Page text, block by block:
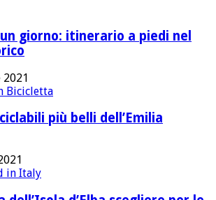
giorno: itinerario a piedi nel
2021
più belli dell’Emilia